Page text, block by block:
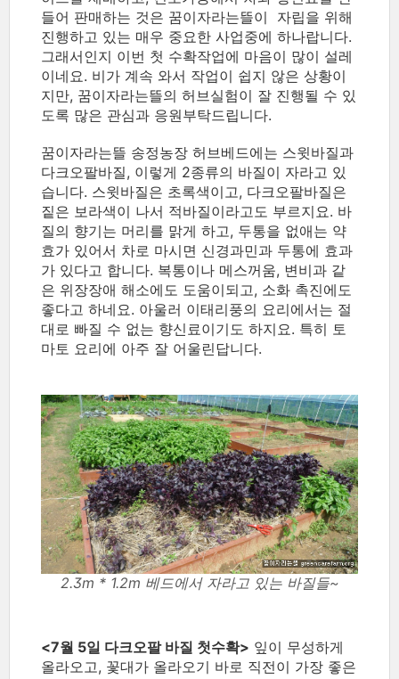
들어 판매하는 것은 꿈이자라는뜰이 자립을 위해
진행하고 있는 매우 중요한 사업중에 하나랍니다.
그래서인지 이번 첫 수확작업에 마음이 많이 설레
이네요. 비가 계속 와서 작업이 쉽지 않은 상황이
지만, 꿈이자라는뜰의 허브실험이 잘 진행될 수 있
도록 많은 관심과 응원부탁드립니다.
꿈이자라는뜰 송정농장 허브베드에는 스윗바질과
다크오팔바질, 이렇게 2종류의 바질이 자라고 있
습니다. 스윗바질은 초록색이고, 다크오팔바질은
짙은 보라색이 나서 적바질이라고도 부르지요. 바
질의 향기는 머리를 맑게 하고, 두통을 없애는 약
효가 있어서 차로 마시면 신경과민과 두통에 효과
가 있다고 합니다. 복통이나 메스꺼움, 변비과 같
은 위장장애 해소에도 도움이되고, 소화 촉진에도
좋다고 하네요. 아울러 이태리풍의 요리에서는 절
대로 빠질 수 없는 향신료이기도 하지요. 특히 토
마토 요리에 아주 잘 어울린답니다.
2.3m * 1.2m 베드에서 자라고 있는 바질들~
<7월 5일 다크오팔 바질 첫수확> 잎이 무성하게
올라오고, 꽃대가 올라오기 바로 직전이 가장 좋은